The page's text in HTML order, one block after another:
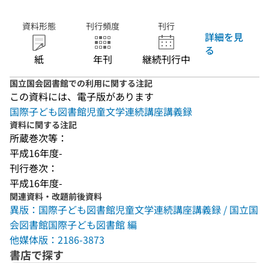
資料形態
紙
刊行頻度
年刊
刊行
継続刊行中
詳細を見
る
国立国会図書館での利用に関する注記
この資料には、電子版があります
国際子ども図書館児童文学連続講座講義録
資料に関する注記
所蔵巻次等：
平成16年度-
刊行巻次：
平成16年度-
関連資料・改題前後資料
異版：国際子ども図書館児童文学連続講座講義録 / 国立国
会図書館国際子ども図書館 編
他媒体版：2186-3873
書店で探す